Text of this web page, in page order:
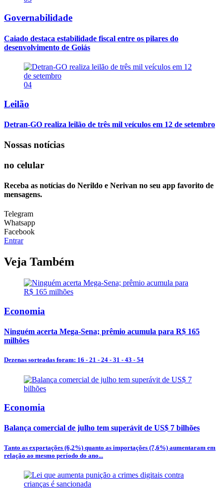
Governabilidade
Caiado destaca estabilidade fiscal entre os pilares do
desenvolvimento de Goiás
04
Leilão
Detran-GO realiza leilão de três mil veículos em 12 de setembro
Nossas notícias
no celular
Receba as notícias do Nerildo e Nerivan no seu app favorito de
mensagens.
Telegram
Whatsapp
Facebook
Entrar
Veja Também
Economia
Ninguém acerta Mega-Sena; prêmio acumula para R$ 165
milhões
Dezenas sorteadas foram: 16 - 21 - 24 - 31 - 43 - 54
Economia
Balança comercial de julho tem superávit de US$ 7 bilhões
Tanto as exportações (6,2%) quanto as importações (7,6%) aumentaram em
relação ao mesmo período do ano...